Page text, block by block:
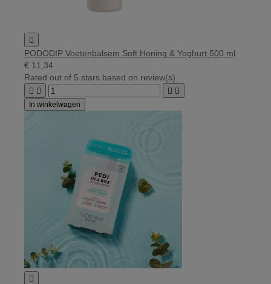

PODODIP Voetenbalsem Soft Honing & Yoghurt 500 ml
€ 11,34
Rated out of 5 stars based on review(s)
   
In winkelwagen
